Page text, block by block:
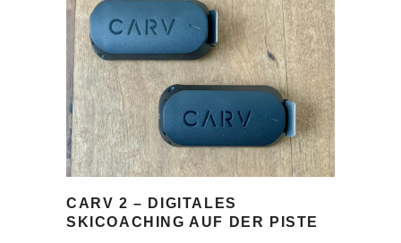
CARV 2 – DIGITALES
SKICOACHING AUF DER PISTE